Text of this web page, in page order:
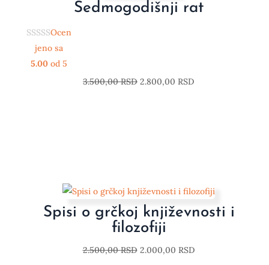
Sedmogodišnji rat
Ocen
jeno sa
5.00 od 5
3.500,00RSD 2.800,00 RSD
Spisi o grčkoj književnosti i
filozofiji
2.500,00RSD 2.000,00 RSD